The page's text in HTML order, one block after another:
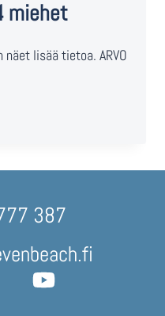
miehet
lisää tietoa. ARVO
387